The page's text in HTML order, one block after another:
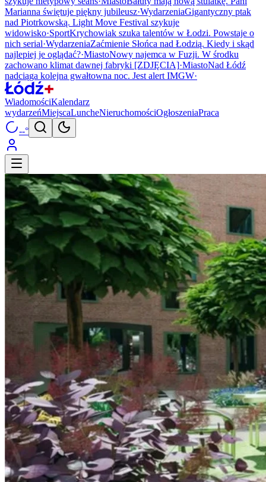
Marianna świętuje piękny jubileusz·WydarzeniaGigantyczny ptak
nad Piotrkowską. Light Move Festival szykuje
widowisko·SportKrychowiak szuka talentów w Łodzi. Powstaje o
nich serial·WydarzeniaZaćmienie Słońca nad Łodzią. Kiedy i skąd
najlepiej je oglądać?·MiastoNowy najemca w Fuzji. W środku
zachowano klimat dawnej fabryki [ZDJĘCIA]·MiastoNad Łódź
nadciąga kolejna gwałtowna noc. Jest alert IMGW·
WiadomościKalendarz
wydarzeńMiejscaLuncheNieruchomościOgłoszeniaPraca
--°